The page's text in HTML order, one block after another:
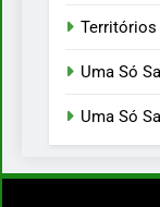
Territórios
Uma Só
Uma Só